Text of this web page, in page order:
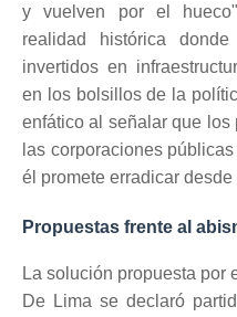
y vuelven por el
realidad histórica
invertidos en
en los bolsillos de la
enfático al señalar que
las corporaciones
él promete erradicar
Propuestas frente al
La solución propuesta por
De Lima se declaró